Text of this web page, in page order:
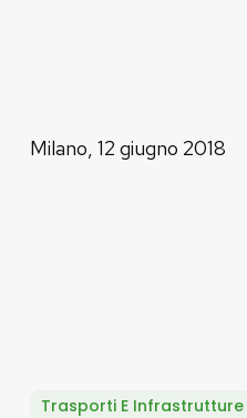
Milano, 12 giugno 2018
Trasporti E Infrastrutture